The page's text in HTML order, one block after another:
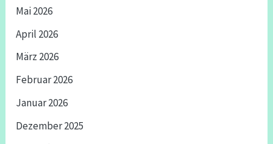
Mai 2026
April 2026
März 2026
Februar 2026
Januar 2026
Dezember 2025